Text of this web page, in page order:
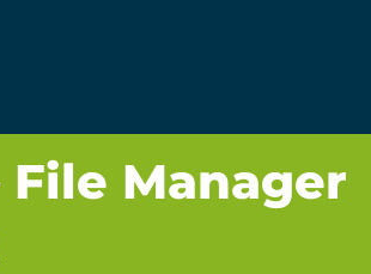
File Manager